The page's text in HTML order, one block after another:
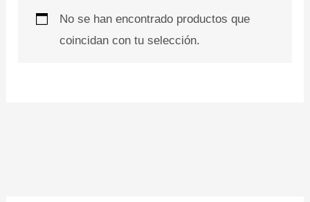
No se han encontrado productos que
coincidan con tu selección.